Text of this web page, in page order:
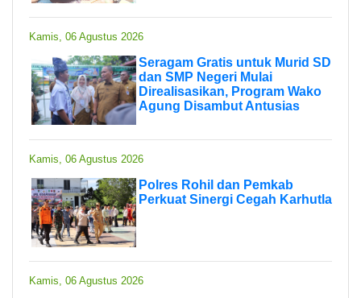
Kamis, 06 Agustus 2026
Seragam Gratis untuk Murid SD
dan SMP Negeri Mulai
Direalisasikan, Program Wako
Agung Disambut Antusias
Kamis, 06 Agustus 2026
Polres Rohil dan Pemkab
Perkuat Sinergi Cegah Karhutla
Kamis, 06 Agustus 2026